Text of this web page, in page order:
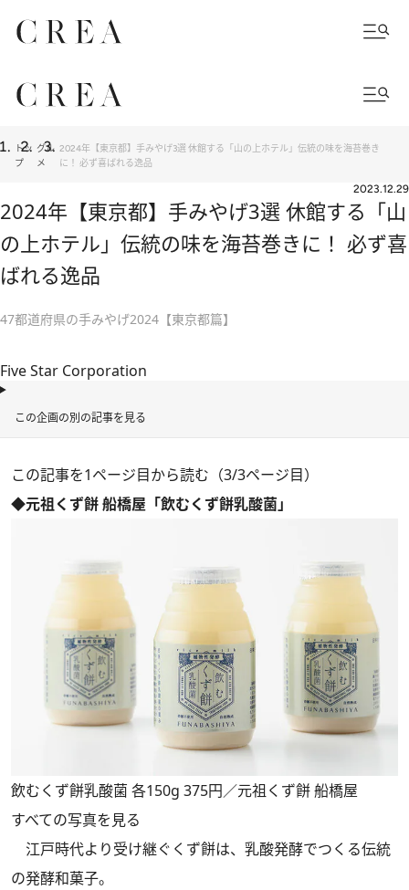
トッ
プ
グル
メ
2024年【東京都】手みやげ3選 休館する「山の上ホテル」伝統の味を海苔巻き
に！ 必ず喜ばれる逸品
2023.12.29
2024年【東京都】手みやげ3選 休館する「山
の上ホテル」伝統の味を海苔巻きに！ 必ず喜
ばれる逸品
47都道府県の手みやげ2024【東京都篇】
Five Star Corporation
この企画の別の記事を見る
この記事を1ページ目から読む（3/3ページ目）
◆元祖くず餅 船橋屋「飲むくず餅乳酸菌」
飲むくず餅乳酸菌 各150g 375円／元祖くず餅 船橋屋
すべての写真を見る
江戸時代より受け継ぐくず餅は、乳酸発酵でつくる伝統
の発酵和菓子。